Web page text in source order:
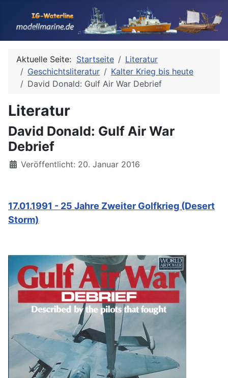
Aktuelle Seite: Startseite
Literatur
Geschichtsliteratur
Kalter Krieg bis heute
David Donald: Gulf Air War Debrief
Literatur
David Donald: Gulf Air War
Debrief
Details
Veröffentlicht: 20. Januar 2016
17.01.1991 - 25 Jahre Zweiter Golfkrieg (Desert
Storm)